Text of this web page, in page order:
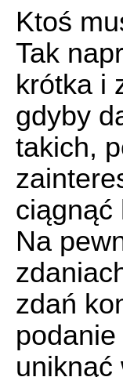
Ktoś
Tak
krótka i
gdyby
takich,
ciągnąć
Na
zdań
podanie
uniknąć